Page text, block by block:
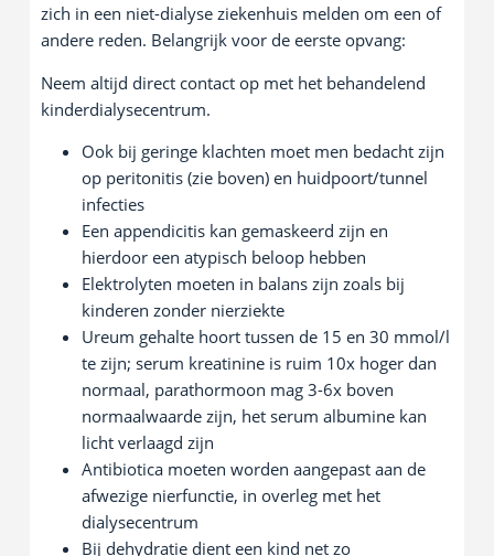
zich in een niet-dialyse ziekenhuis melden om een of
andere reden. Belangrijk voor de eerste opvang:
Neem altijd direct contact op met het behandelend
kinderdialysecentrum.
Ook bij geringe klachten moet men bedacht zijn
op peritonitis (zie boven) en huidpoort/tunnel
infecties
Een appendicitis kan gemaskeerd zijn en
hierdoor een atypisch beloop hebben
Elektrolyten moeten in balans zijn zoals bij
kinderen zonder nierziekte
Ureum gehalte hoort tussen de 15 en 30 mmol/l
te zijn; serum kreatinine is ruim 10x hoger dan
normaal, parathormoon mag 3-6x boven
normaalwaarde zijn, het serum albumine kan
licht verlaagd zijn
Antibiotica moeten worden aangepast aan de
afwezige nierfunctie, in overleg met het
dialysecentrum
Bij dehydratie dient een kind net zo